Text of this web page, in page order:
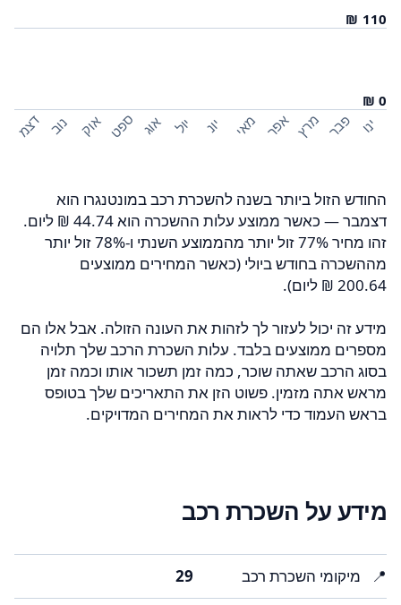
ינו פבר מרץ אפר מאי יונ יול אוג ספט אוק נוב דצמ
החודש הזול ביותר בשנה להשכרת רכב במונטנגרו הוא
דצמבר — כאשר ממוצע עלות ההשכרה הוא ‏44.74 ‏₪ ליום.
זהו מחיר 77% זול יותר מהממוצע השנתי ו-78% זול יותר
מההשכרה בחודש ביולי (כאשר המחירים ממוצעים
מידע זה יכול לעזור לך לזהות את העונה הזולה. אבל אלו הם
מספרים ממוצעים בלבד. עלות השכרת הרכב שלך תלויה
בסוג הרכב שאתה שוכר, כמה זמן תשכור אותו וכמה זמן
מראש אתה מזמין. פשוט הזן את התאריכים שלך בטופס
בראש העמוד כדי לראות את המחירים המדויקים.
מידע על השכרת רכב
📍 מיקומי השכרת רכב 29